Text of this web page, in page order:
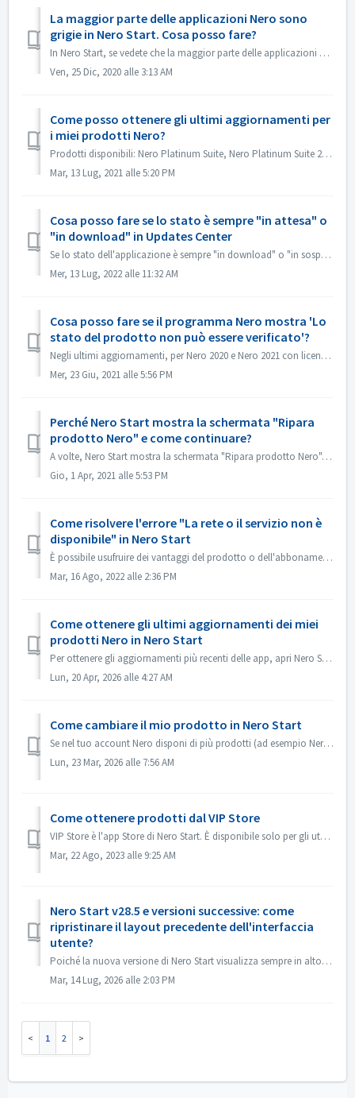
La maggior parte delle applicazioni Nero sono
grigie in Nero Start. Cosa posso fare?
In Nero Start, se vedete che la maggior parte delle applicazioni Nero sono in grigio, provate i seguenti passi: 1. Avete installato completamente il sof...
Ven, 25 Dic, 2020 alle 3:13 AM
Come posso ottenere gli ultimi aggiornamenti per
i miei prodotti Nero?
Prodotti disponibili: Nero Platinum Suite, Nero Platinum Suite 2021, Altri prodotti Nero 2021 Verificando gli aggiornamenti online si otterranno gli agg...
Mar, 13 Lug, 2021 alle 5:20 PM
Cosa posso fare se lo stato è sempre "in attesa" o
"in download" in Updates Center
Se lo stato dell'applicazione è sempre "in download" o "in sospeso" durante l'aggiornamento dell'applicazione Nero nella pa...
Mer, 13 Lug, 2022 alle 11:32 AM
Cosa posso fare se il programma Nero mostra 'Lo
stato del prodotto non può essere verificato'?
Negli ultimi aggiornamenti, per Nero 2020 e Nero 2021 con licenza a vita, ad esempio i prodotti Nero Platinum o Standalone, è necessario accedere al proprio...
Mer, 23 Giu, 2021 alle 5:56 PM
Perché Nero Start mostra la schermata "Ripara
prodotto Nero" e come continuare?
A volte, Nero Start mostra la schermata "Ripara prodotto Nero". Ciò significa che Nero Start ha rilevato alcuni file danneggiati o configurazioni...
Gio, 1 Apr, 2021 alle 5:53 PM
Come risolvere l'errore "La rete o il servizio non è
disponibile" in Nero Start
È possibile usufruire dei vantaggi del prodotto o dell'abbonamento dopo aver effettuato l'accesso al proprio Nero Account. Tuttavia, se si verifica...
Mar, 16 Ago, 2022 alle 2:36 PM
Come ottenere gli ultimi aggiornamenti dei miei
prodotti Nero in Nero Start
Per ottenere gli aggiornamenti più recenti delle app, apri Nero Start e vai al Centro aggiornamenti. Nel Centro aggiornamenti, per impostazione predefini...
Lun, 20 Apr, 2026 alle 4:27 AM
Come cambiare il mio prodotto in Nero Start
Se nel tuo account Nero disponi di più prodotti (ad esempio Nero Platinum 2025, Nero Platinum 2026 o Nero Platinum Suite), Nero Platinum Suite è solitamente...
Lun, 23 Mar, 2026 alle 7:56 AM
Come ottenere prodotti dal VIP Store
VIP Store è l'app Store di Nero Start. È disponibile solo per gli utenti di Nero Platinum Suite - licenza annuale. Nel VIP Store è possibile acquistare...
Mar, 22 Ago, 2023 alle 9:25 AM
Nero Start v28.5 e versioni successive: come
ripristinare il layout precedente dell'interfaccia
utente?
Poiché la nuova versione di Nero Start visualizza sempre in alto il prodotto più recente associato al proprio account, se si desidera riportare in primo pia...
Mar, 14 Lug, 2026 alle 2:03 PM
1 2